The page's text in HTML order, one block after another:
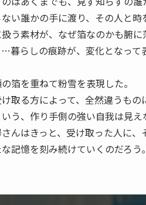
い誰かの手に渡り、その人と
う素材が、なぜ箔なのかも腑
暮らしの痕跡が、変化となって
箔を重ねて粉雪を表現した。
取る方によって、全然違うも
いう、作り手側の強い自我は見
んはきっと、受け取った人に
記憶を刻み続けていくのだろう。